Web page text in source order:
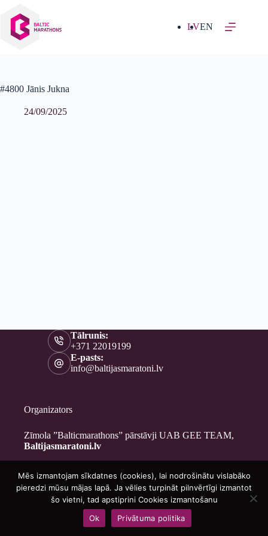
saturu
LVEN
#4800 Jānis Jukna
24/09/2025
Tālrunis:
+371 22019199
E-pasts:
info@baltijasmaratoni.lv
Organizators
Zīmola ”Balticmarathons” pārstāvji UAB GEE TEAM,
Baltijasmaratoni.lv
Kontakti
Par mums
Brīvprātīgajiem
Privātuma politika
Copyright © 2026 - Baltijasmaratoni.lv
Mēs izmantojam sīkdatnes (cookies), lai nodrošinātu vislabāko
pieredzi mūsu mājas lapā. Ja vēlies turpināt pilnvērtīgi izmantot
šo vietni, tad apstiprini Cookies izmantošanu
Ok
Privātuma politika